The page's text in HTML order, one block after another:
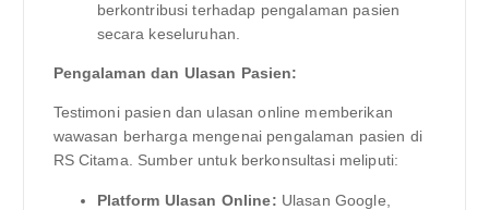
berkontribusi terhadap pengalaman pasien
secara keseluruhan.
Pengalaman dan Ulasan Pasien:
Testimoni pasien dan ulasan online memberikan
wawasan berharga mengenai pengalaman pasien di
RS Citama. Sumber untuk berkonsultasi meliputi:
Platform Ulasan Online: Ulasan Google,